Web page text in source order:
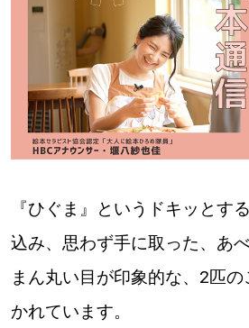
KEYWORD キーワード
Sitakke編集部あい
Sitakke編集部 IKU 【まった
【札幌のお気に入りを見つけたい】
『ひぐま』というドキッとす
込み、思わず手に取った、あ
まん丸い目が印象的な、2匹
かれています。